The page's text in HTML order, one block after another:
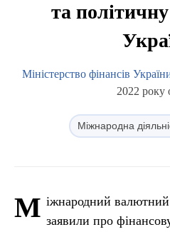
та
Міністерство фінансів
2022 року
Міжнародна
М іжнародний
заявили про